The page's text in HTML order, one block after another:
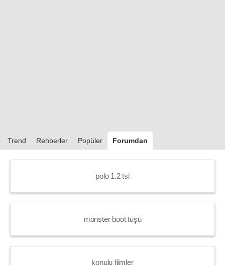
Trend Rehberler Popüler Forumdan
polo 1.2 tsi
monster boot tuşu
konulu filmler